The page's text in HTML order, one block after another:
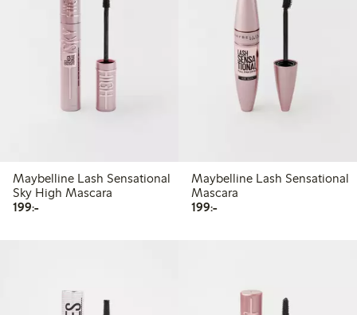
Maybelline Lash Sensational
Sky High Mascara
199:-199,00 kr
Maybelline Lash Sensational
Mascara
199:-199,00 kr